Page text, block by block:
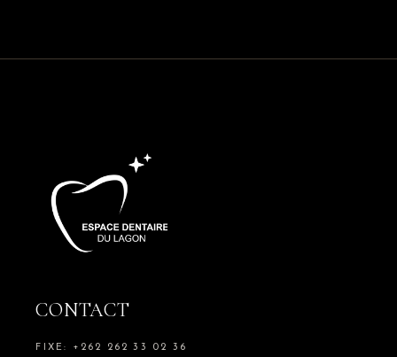
CONTACT
FIXE: +262 262 33 02 36